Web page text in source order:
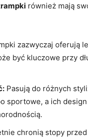
również mają
zazwyczaj oferują
być​ kluczowe‍ przy‍
Pasują do ​różnych
sportowe, a ich
⁢chronią stopy